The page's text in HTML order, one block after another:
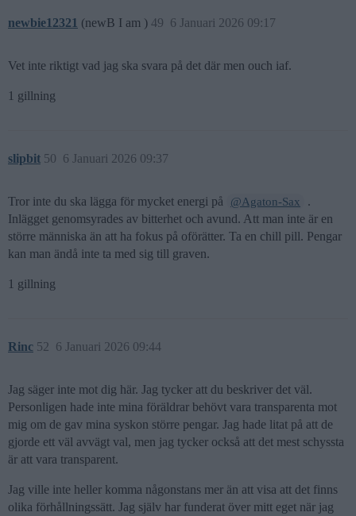
newbie12321 (newB I am ) 6 Januari 2026 09:17
49
Vet inte riktigt vad jag ska svara på det där men ouch iaf.
1 gillning
slipbit 6 Januari 2026 09:37
50
Tror inte du ska lägga för mycket energi på @Agaton-Sax
.
Inlägget genomsyrades av bitterhet och avund. Att man inte är en
större människa än att ha fokus på oförätter. Ta en chill pill. Pengar
kan man ändå inte ta med sig till graven.
1 gillning
Rinc 6 Januari 2026 09:44
52
Jag säger inte mot dig här. Jag tycker att du beskriver det väl.
Personligen hade inte mina föräldrar behövt vara transparenta mot
mig om de gav mina syskon större pengar. Jag hade litat på att de
gjorde ett väl avvägt val, men jag tycker också att det mest schyssta
är att vara transparent.
Jag ville inte heller komma någonstans mer än att visa att det finns
olika förhållningssätt. Jag själv har funderat över mitt eget när jag